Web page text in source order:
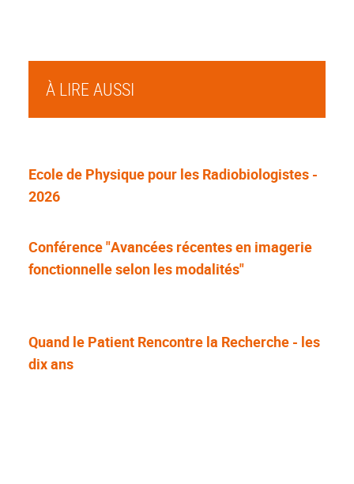
À LIRE AUSSI
Ecole de Physique pour les Radiobiologistes -
2026
Conférence "Avancées récentes en imagerie
fonctionnelle selon les modalités"
Quand le Patient Rencontre la Recherche - les
dix ans